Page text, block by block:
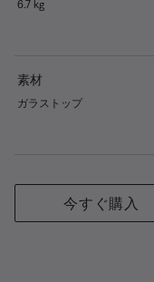
6.7 kg
素材
ガラストップ
今すぐ購入